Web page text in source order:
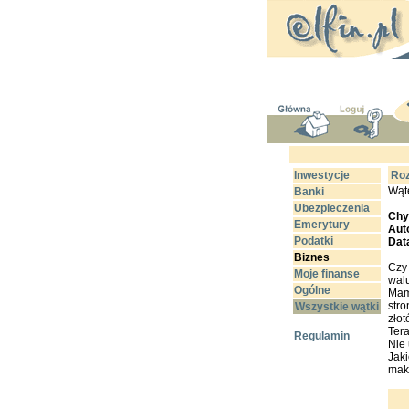
Inwestycje
Banki
Ubezpieczenia
Emerytury
Podatki
Biznes
Moje finanse
Ogólne
Wszystkie wątki
Regulamin
Nie